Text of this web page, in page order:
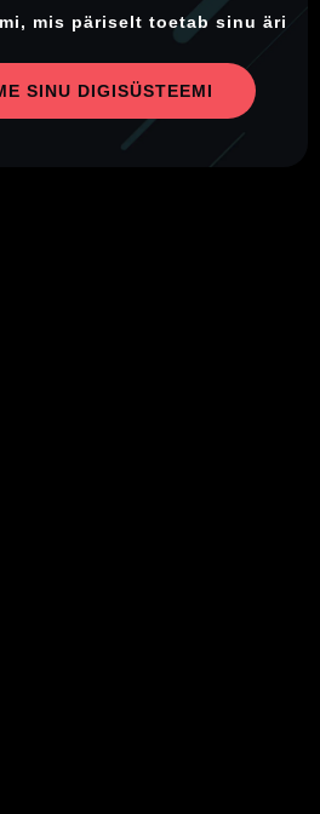
mis päriselt toetab sinu äri
SINU DIGISÜSTEEMI